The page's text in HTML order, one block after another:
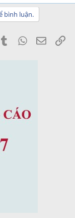
bình luận.
TumblrWhatsApp
Email